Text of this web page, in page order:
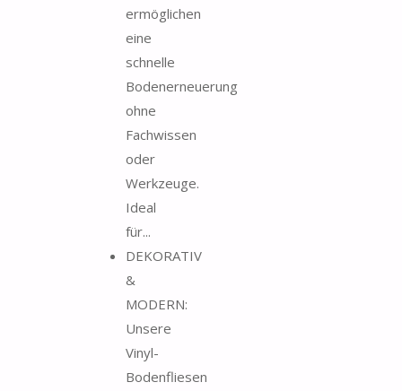
ermöglichen
eine
schnelle
Bodenerneuerung
ohne
Fachwissen
oder
Werkzeuge.
Ideal
für...
DEKORATIV
&
MODERN:
Unsere
Vinyl-
Bodenfliesen